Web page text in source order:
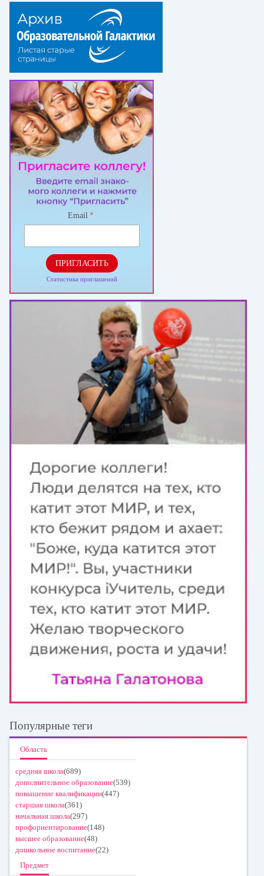
Email *
ПРИГЛАСИТЬ
Статистика приглашений
Популярные теги
Область
средняя школа(689)
дополнительное образование(539)
повышение квалификации(447)
старшая школа(361)
начальная школа(297)
профориентирование(148)
высшее образование(48)
дошкольное воспитание(22)
Предмет